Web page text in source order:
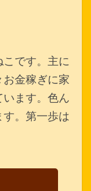
です。主に
金稼ぎに家
ます。色ん
。第一歩は